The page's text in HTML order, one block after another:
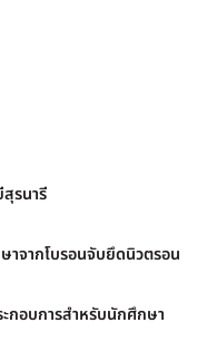
รนารี
าจากโบรอนจับยึดนิวตรอน
กอบการสำหรับนักศึกษา